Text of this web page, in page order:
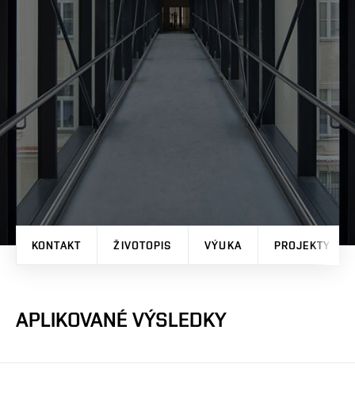
KONTAKT ŽIVOTOPIS VÝUKA PROJEKTY
APLIKOVANÉ VÝSLEDKY